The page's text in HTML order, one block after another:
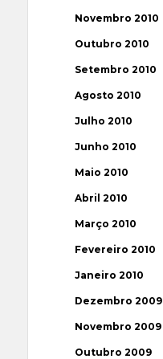
Novembro 2010
Outubro 2010
Setembro 2010
Agosto 2010
Julho 2010
Junho 2010
Maio 2010
Abril 2010
Março 2010
Fevereiro 2010
Janeiro 2010
Dezembro 2009
Novembro 2009
Outubro 2009